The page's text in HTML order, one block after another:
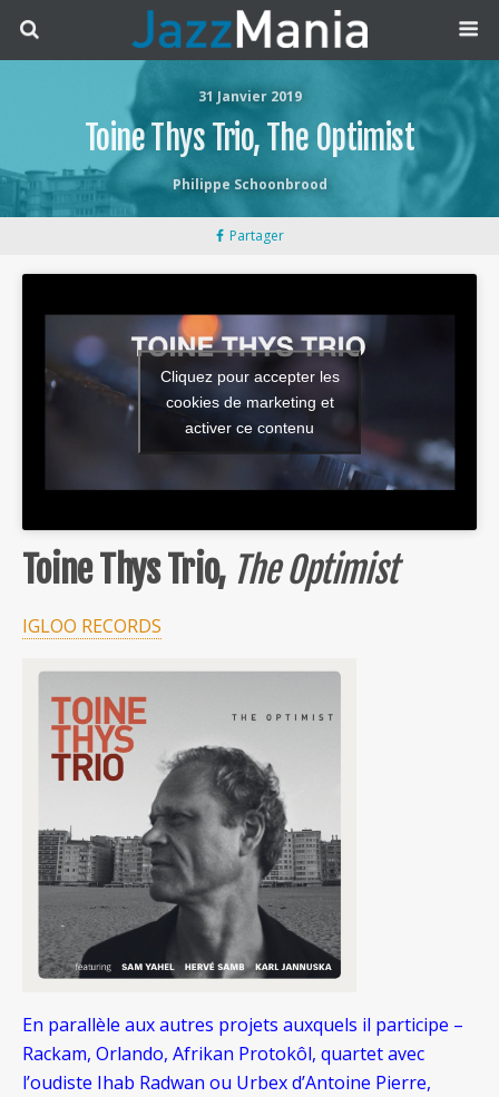
31 Janvier 2019
Toine Thys Trio, The Optimist
Philippe Schoonbrood
Partager
Cliquez pour accepter les
cookies de marketing et
activer ce contenu
Toine Thys Trio, The Optimist
IGLOO RECORDS
En parallèle aux autres projets auxquels il participe –
Rackam, Orlando, Afrikan Protokôl, quartet avec
l’oudiste Ihab Radwan ou Urbex d’Antoine Pierre,